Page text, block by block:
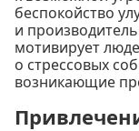
беспокойство
и
мотивирует
о стрессовых
возникающие